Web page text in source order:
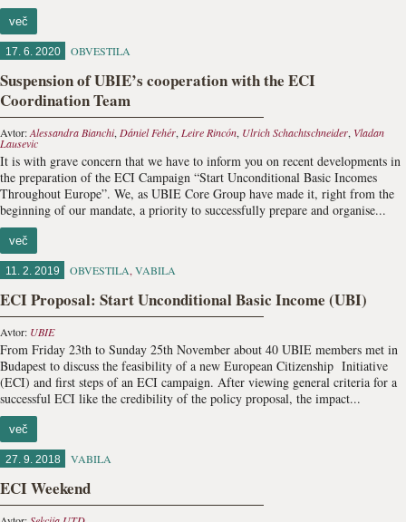
več
17. 6. 2020 OBVESTILA
Suspension of UBIE’s cooperation with the ECI
Coordination Team
Avtor:Alessandra Bianchi, Dániel Fehér, Leire Rincón, Ulrich Schachtschneider, Vladan
Lausevic
It is with grave concern that we have to inform you on recent developments in
the preparation of the ECI Campaign “Start Unconditional Basic Incomes
Throughout Europe”. We, as UBIE Core Group have made it, right from the
beginning of our mandate, a priority to successfully prepare and organise...
več
11. 2. 2019 OBVESTILA, VABILA
ECI Proposal: Start Unconditional Basic Income (UBI)
Avtor: UBIE
From Friday 23th to Sunday 25th November about 40 UBIE members met in
Budapest to discuss the feasibility of a new European Citizenship Initiative
(ECI) and first steps of an ECI campaign. After viewing general criteria for a
successful ECI like the credibility of the policy proposal, the impact...
več
27. 9. 2018 VABILA
ECI Weekend